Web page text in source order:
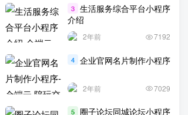
3 生活服务综合平台小程序
介绍
2年前 7192
4 企业官网名片制作小程序
2年前 7029
5 圈子论坛同城论坛小程序